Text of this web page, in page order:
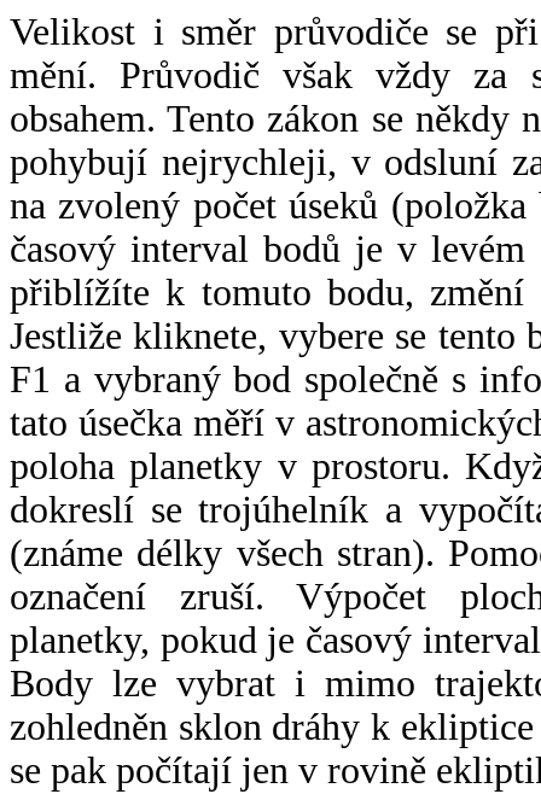
Velikost i směr průvodiče se
mění. Průvodič však vždy za
obsahem. Tento zákon se někdy
pohybují nejrychleji, v odsluní
na zvolený počet úseků
časový interval bodů je v
přiblížíte k tomuto bodu,
Jestliže kliknete, vybere se tento
F1 a vybraný bod společně s
tato úsečka měří v
poloha planetky v prostoru.
dokreslí se trojúhelník a
(známe délky všech stran).
označení zruší. Výpočet
planetky, pokud je časový
Body lze vybrat i mimo
zohledněn sklon dráhy k
se pak počítají jen v rovině